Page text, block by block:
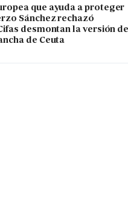
que ayuda a proteger
Sánchez rechazó
desmontan la versión
de Ceuta